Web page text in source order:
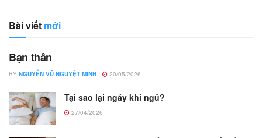
Bài viết mới
Bạn thân
BY NGUYỄN VŨ NGUYỆT MINH 20/05/2026
Tại sao lại ngáy khi ngủ?
27/04/2026